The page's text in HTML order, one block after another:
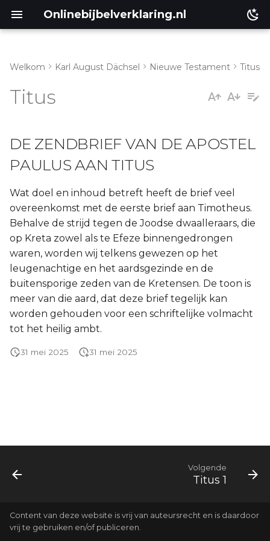
Onlinebijbelverklaring.nl
Éxodus
Leviticus
Numeri
Ruth
Prediker
Joël
Jona
Hábakuk
Welkom Karl August Dächsel Nieuwe Testament Titus
Titus
DE ZENDBRIEF VAN DE APOSTEL
PAULUS AAN TITUS
Wat doel en inhoud betreft heeft de brief veel
overeenkomst met de eerste brief aan Timotheus.
Behalve de strijd tegen de Joodse dwaalleraars, die
op Kreta zowel als te Efeze binnengedrongen
waren, worden wij telkens gewezen op het
leugenachtige en het aardsgezinde en de
buitensporige zeden van de Kretensen. De toon is
meer van die aard, dat deze brief tegelijk kan
worden gehouden voor een schriftelijke volmacht
tot het heilig ambt.
31 mei 2025 31 mei 2025
Volgende
Titus 1
Content van deze website is vrij van auteursrecht en is daardoor
vrij te gebruiken en/of publiceren.